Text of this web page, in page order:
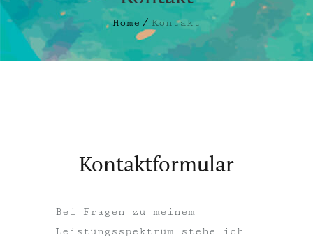
Home Kontakt
Kontaktformular
Bei Fragen zu meinem
Leistungsspektrum stehe ich